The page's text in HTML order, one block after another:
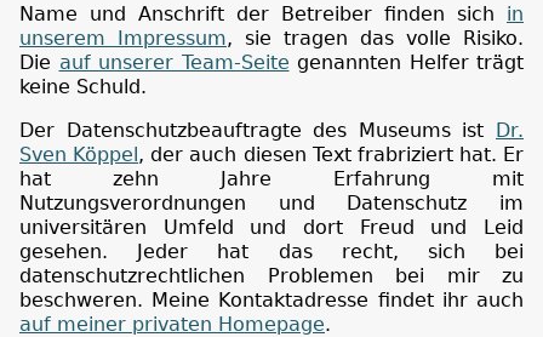
Name und Anschrift der Betreiber finden sich in
unserem Impressum, sie tragen das volle Risiko.
Die auf unserer Team-Seite genannten Helfer trägt
keine Schuld.
Der Datenschutzbeauftragte des Museums ist Dr.
Sven Köppel, der auch diesen Text frabriziert hat. Er
hat zehn Jahre Erfahrung mit
Nutzungsverordnungen und Datenschutz im
universitären Umfeld und dort Freud und Leid
gesehen. Jeder hat das recht, sich bei
datenschutzrechtlichen Problemen bei mir zu
beschweren. Meine Kontaktadresse findet ihr auch
auf meiner privaten Homepage.